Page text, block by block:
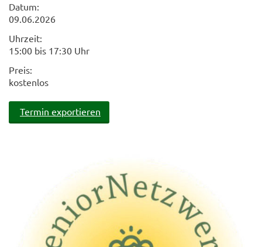
Datum:
09.06.2026
Uhrzeit:
15:00 bis 17:30 Uhr
Preis:
kostenlos
Termin exportieren